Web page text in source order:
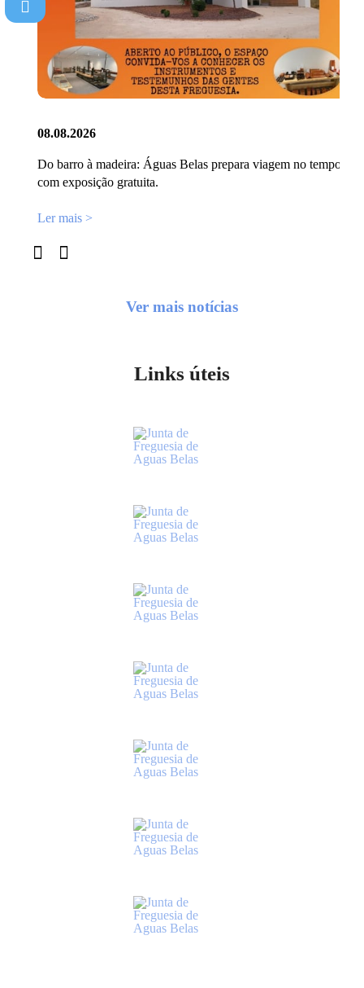
08.08.2026
Do barro à madeira: Águas Belas prepara viagem no tempo
com exposição gratuita.
Ler mais >
Previous
Next
Ver mais notícias
Links úteis